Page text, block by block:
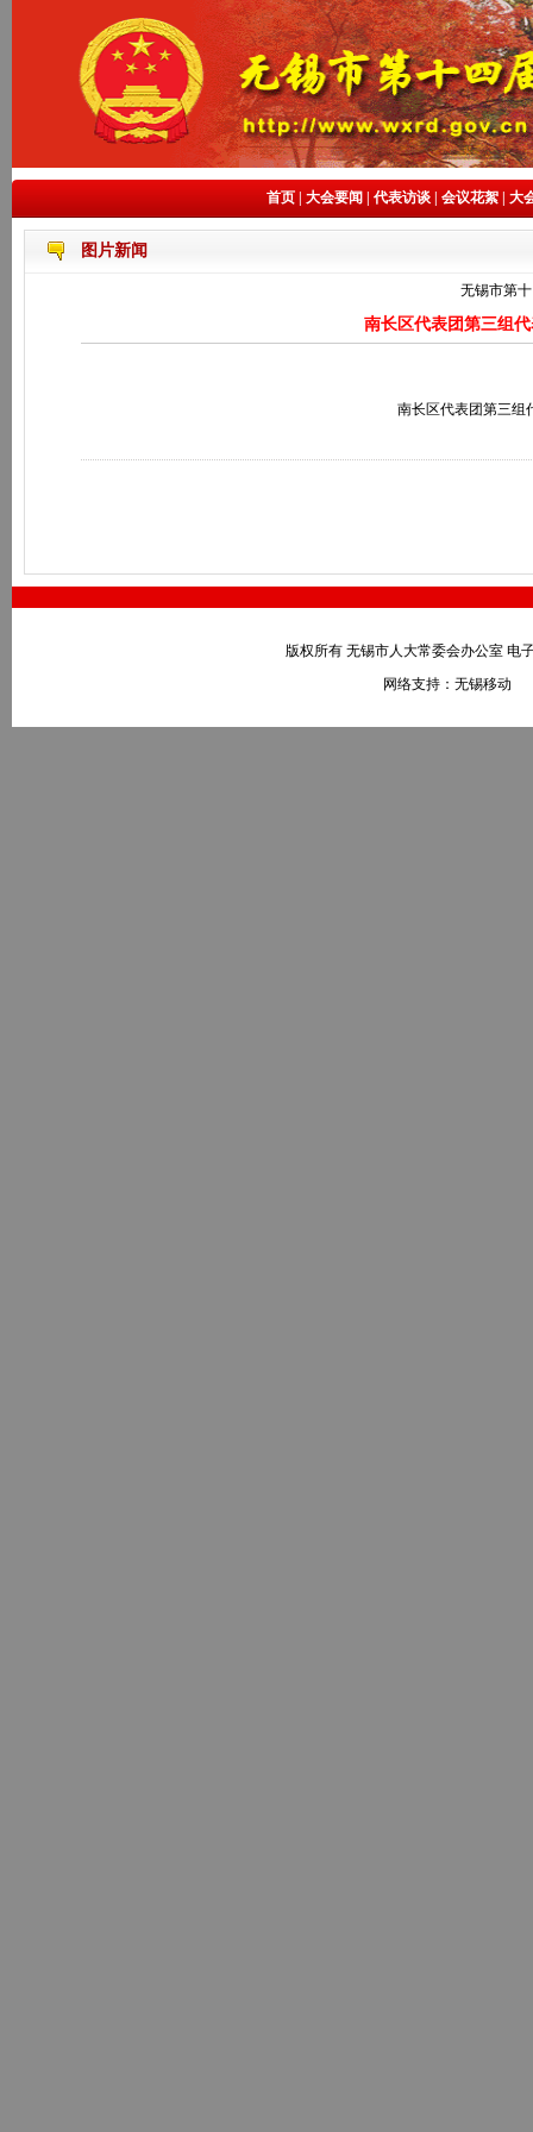
首页 大会要闻 代表访谈 会议花絮 大
图片新闻
无锡市第
南长区代表团第三组
南长区代表团第三组
版权所有 无锡市人大常委会办公室 电
网络支持：无锡移动